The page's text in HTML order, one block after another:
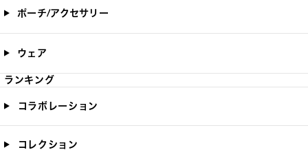
ポーチ/アクセサリー
ウェア
ランキング
コラボレーション
コレクション